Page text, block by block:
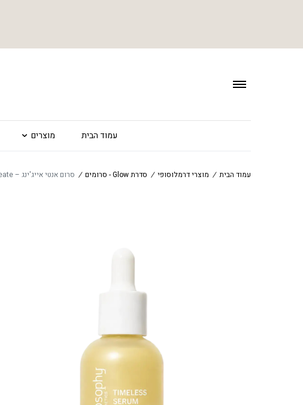
עמוד הבית מוצרים
עמוד הבית / מוצרי דרמלוסופי / סדרת Glow - סרומים / סרום אנטי אייג'ינג – Timeless Serum + Retinyl Linoleate